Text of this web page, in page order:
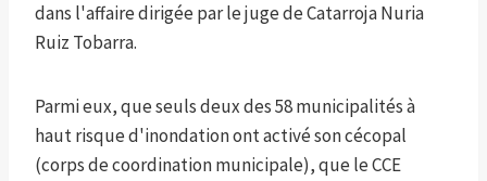
dans l'affaire dirigée par le juge de Catarroja Nuria
Ruiz Tobarra.
Parmi eux, que seuls deux des 58 municipalités à
haut risque d'inondation ont activé son cécopal
(corps de coordination municipale), que le CCE